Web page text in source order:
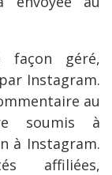
façon géré,
Instagram.
au
soumis à
à Instagram.
affiliées,